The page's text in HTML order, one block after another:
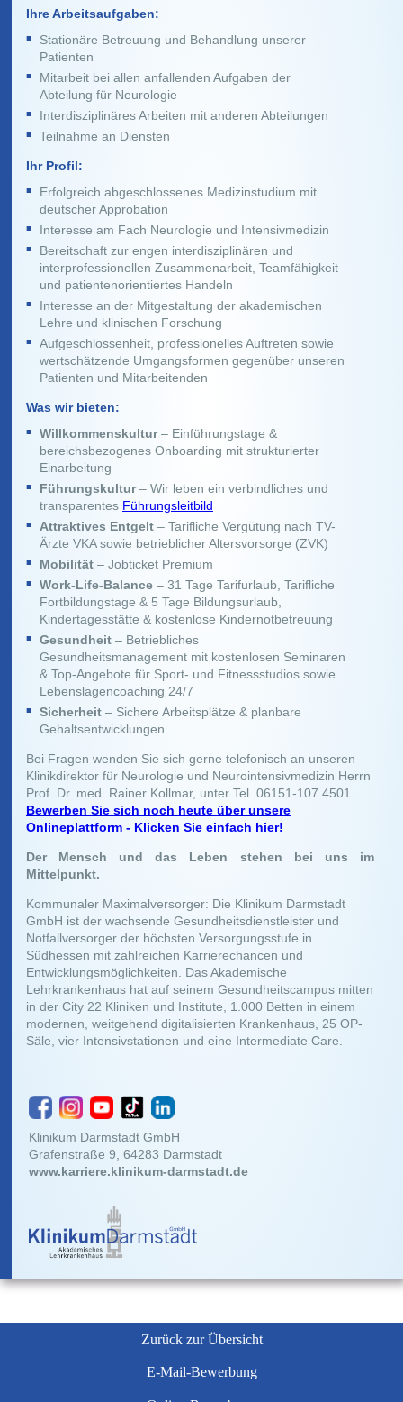
Ihre Arbeitsaufgaben:
Stationäre Betreuung und Behandlung unserer
Patienten
Mitarbeit bei allen anfallenden Aufgaben der
Abteilung für Neurologie
Interdisziplinäres Arbeiten mit anderen Abteilungen
Teilnahme an Diensten
Ihr Profil:
Erfolgreich abgeschlossenes Medizinstudium mit
deutscher Approbation
Interesse am Fach Neurologie und Intensivmedizin
Bereitschaft zur engen interdisziplinären und
interprofessionellen Zusammenarbeit, Teamfähigkeit
und patientenorientiertes Handeln
Interesse an der Mitgestaltung der akademischen
Lehre und klinischen Forschung
Aufgeschlossenheit, professionelles Auftreten sowie
wertschätzende Umgangsformen gegenüber unseren
Patienten und Mitarbeitenden
Was wir bieten:
Willkommenskultur– Einführungstage &
bereichsbezogenes Onboarding mit strukturierter
Einarbeitung
Führungskultur– Wir leben ein verbindliches und
transparentes Führungsleitbild
Attraktives Entgelt– Tarifliche Vergütung nach TV-
Ärzte VKA sowie betrieblicher Altersvorsorge (ZVK)
Mobilität– Jobticket Premium
Work-Life-Balance– 31 Tage Tarifurlaub, Tarifliche
Fortbildungstage & 5 Tage Bildungsurlaub,
Kindertagesstätte & kostenlose Kindernotbetreuung
Gesundheit– Betriebliches
Gesundheitsmanagement mit kostenlosen Seminaren
& Top-Angebote für Sport- und Fitnessstudios sowie
Lebenslagencoaching 24/7
Sicherheit– Sichere Arbeitsplätze & planbare
Gehaltsentwicklungen
Bei Fragen wenden Sie sich gerne telefonisch an unseren
Klinikdirektor für Neurologie und Neurointensivmedizin Herrn
Prof. Dr. med. Rainer Kollmar, unter Tel. 06151-107 4501.
Bewerben Sie sich noch heute über unsere
Onlineplattform - Klicken Sie einfach hier!
Der Mensch und das Leben stehen bei uns im
Mittelpunkt.
Kommunaler Maximalversorger: Die Klinikum Darmstadt
GmbH ist der wachsende Gesundheitsdienstleister und
Notfallversorger der höchsten Versorgungsstufe in
Südhessen mit zahlreichen Karrierechancen und
Entwicklungsmöglichkeiten. Das Akademische
Lehrkrankenhaus hat auf seinem Gesundheitscampus mitten
in der City 22 Kliniken und Institute, 1.000 Betten in einem
modernen, weitgehend digitalisierten Krankenhaus, 25 OP-
Säle, vier Intensivstationen und eine Intermediate Care.
Klinikum Darmstadt GmbH
Grafenstraße 9, 64283 Darmstadt
www.karriere.klinikum-darmstadt.de
Zurück zur Übersicht
E-Mail-Bewerbung